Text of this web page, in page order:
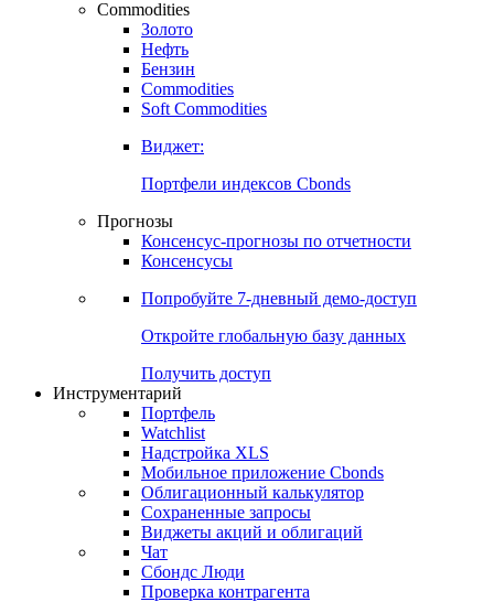
Commodities
Золото
Нефть
Бензин
Commodities
Soft Commodities
Виджет:
Портфели индексов Cbonds
Прогнозы
Консенсус-прогнозы по отчетности
Консенсусы
Попробуйте 7-дневный демо-доступ
Откройте глобальную базу данных
Получить доступ
Инструментарий
Портфель
Watchlist
Надстройка XLS
Мобильное приложение Cbonds
Облигационный калькулятор
Сохраненные запросы
Виджеты акций и облигаций
Чат
Сбондс Люди
Проверка контрагента